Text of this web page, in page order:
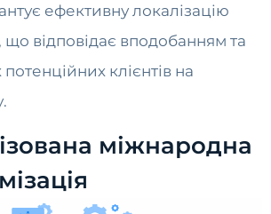
ефективну локалізацію
що відповідає вподобанням та
клієнтів на
міжнародна